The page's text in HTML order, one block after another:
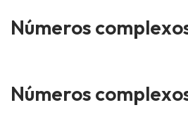
Números
Números